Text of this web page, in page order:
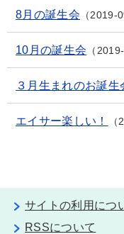
8月の誕生会 2019-
10月の誕生会
３月生まれのお誕
エイサー楽しい！
サイトの利用につ
RSSについて